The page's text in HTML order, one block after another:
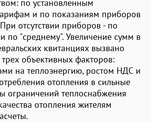
по установленным
и по показаниям приборов
отсутствии приборов - по
по "среднему". Увеличение сумм в
квитанциях вызвано
объективных факторов:
на теплоэнергию, ростом НДС и
отопления в сильные
ограничений теплоснабжения
отопления жителям